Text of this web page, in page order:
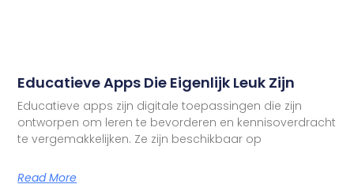
Educatieve Apps Die Eigenlijk Leuk Zijn
Educatieve apps zijn digitale toepassingen die zijn
ontworpen om leren te bevorderen en kennisoverdracht
te vergemakkelijken. Ze zijn beschikbaar op
Read More